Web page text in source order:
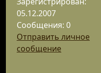
05.12.2007
Сообщения: 0
Отправить личное
сообщение